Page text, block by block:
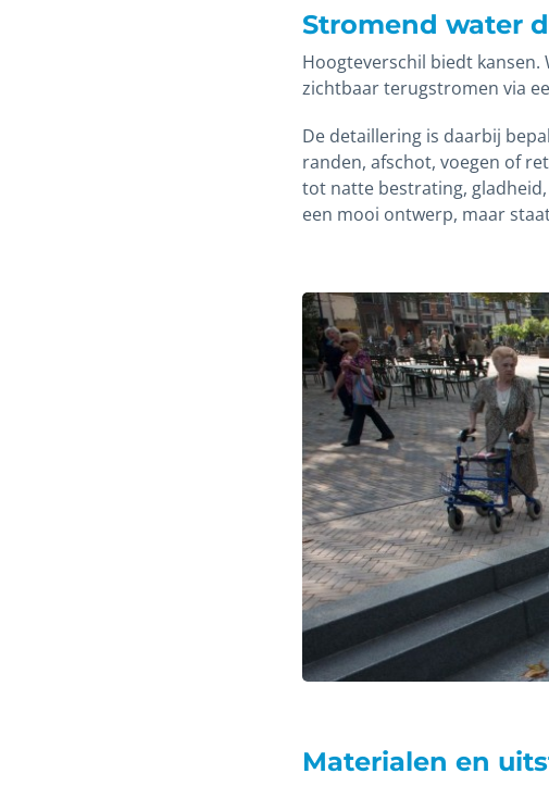
Stromend water
Hoogteverschil biedt
zichtbaar terugstromen via
De detaillering is daarbij
randen, afschot, voegen of
tot natte bestrating,
een mooi ontwerp, maar
Materialen en